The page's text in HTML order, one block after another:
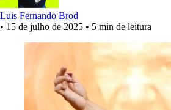
Luis Fernando Brod
• 15 de julho de 2025 • 5 min de leitura